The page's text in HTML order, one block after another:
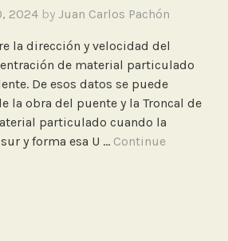
2024 by Juan Carlos Pachón
la dirección y velocidad del
de material particulado
De esos datos se puede
la obra del puente y la Troncal de
particulado cuando la
y forma esa U … Continue